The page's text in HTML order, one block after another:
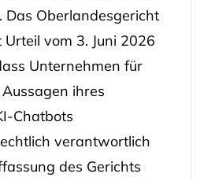
Das Oberlandesgericht
vom 3. Juni 2026
Unternehmen für
ihres
Chatbots
verantwortlich
des Gerichts